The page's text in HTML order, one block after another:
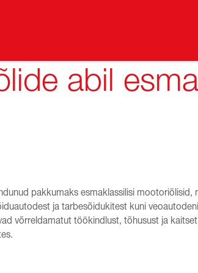
abil
pakkumaks esmaklassilisi mootoriõlisid,
ja tarbesõidukitest kuni
võrreldamatut töökindlust, tõhusust ja